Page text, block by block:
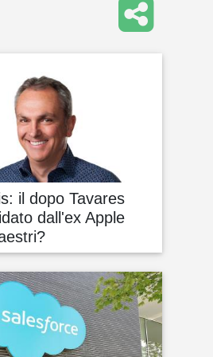
il dopo Tavares
dall'ex Apple